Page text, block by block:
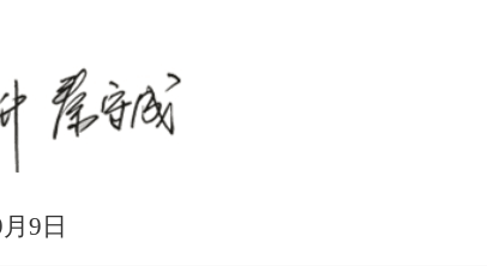
月 9 日